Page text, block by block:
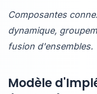
Composantes
dynamique,
fusion d'ensembles.
Modèle